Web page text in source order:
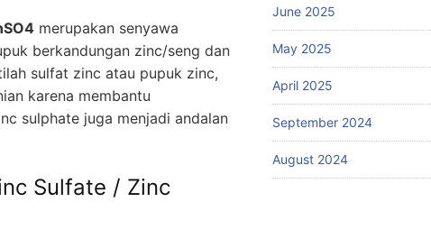
merupakan senyawa
berkandungan zinc/seng dan
sulfat zinc atau pupuk zinc,
karena membantu
sulphate juga menjadi andalan
Sulfate / Zinc
June 2025
May 2025
April 2025
September 2024
August 2024